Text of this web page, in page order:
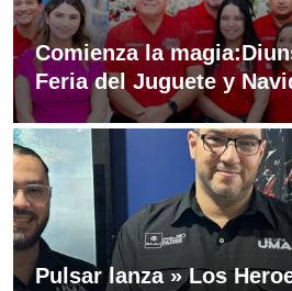
Comienza la
Feria del Juguete y
Pulsar lanza » Los